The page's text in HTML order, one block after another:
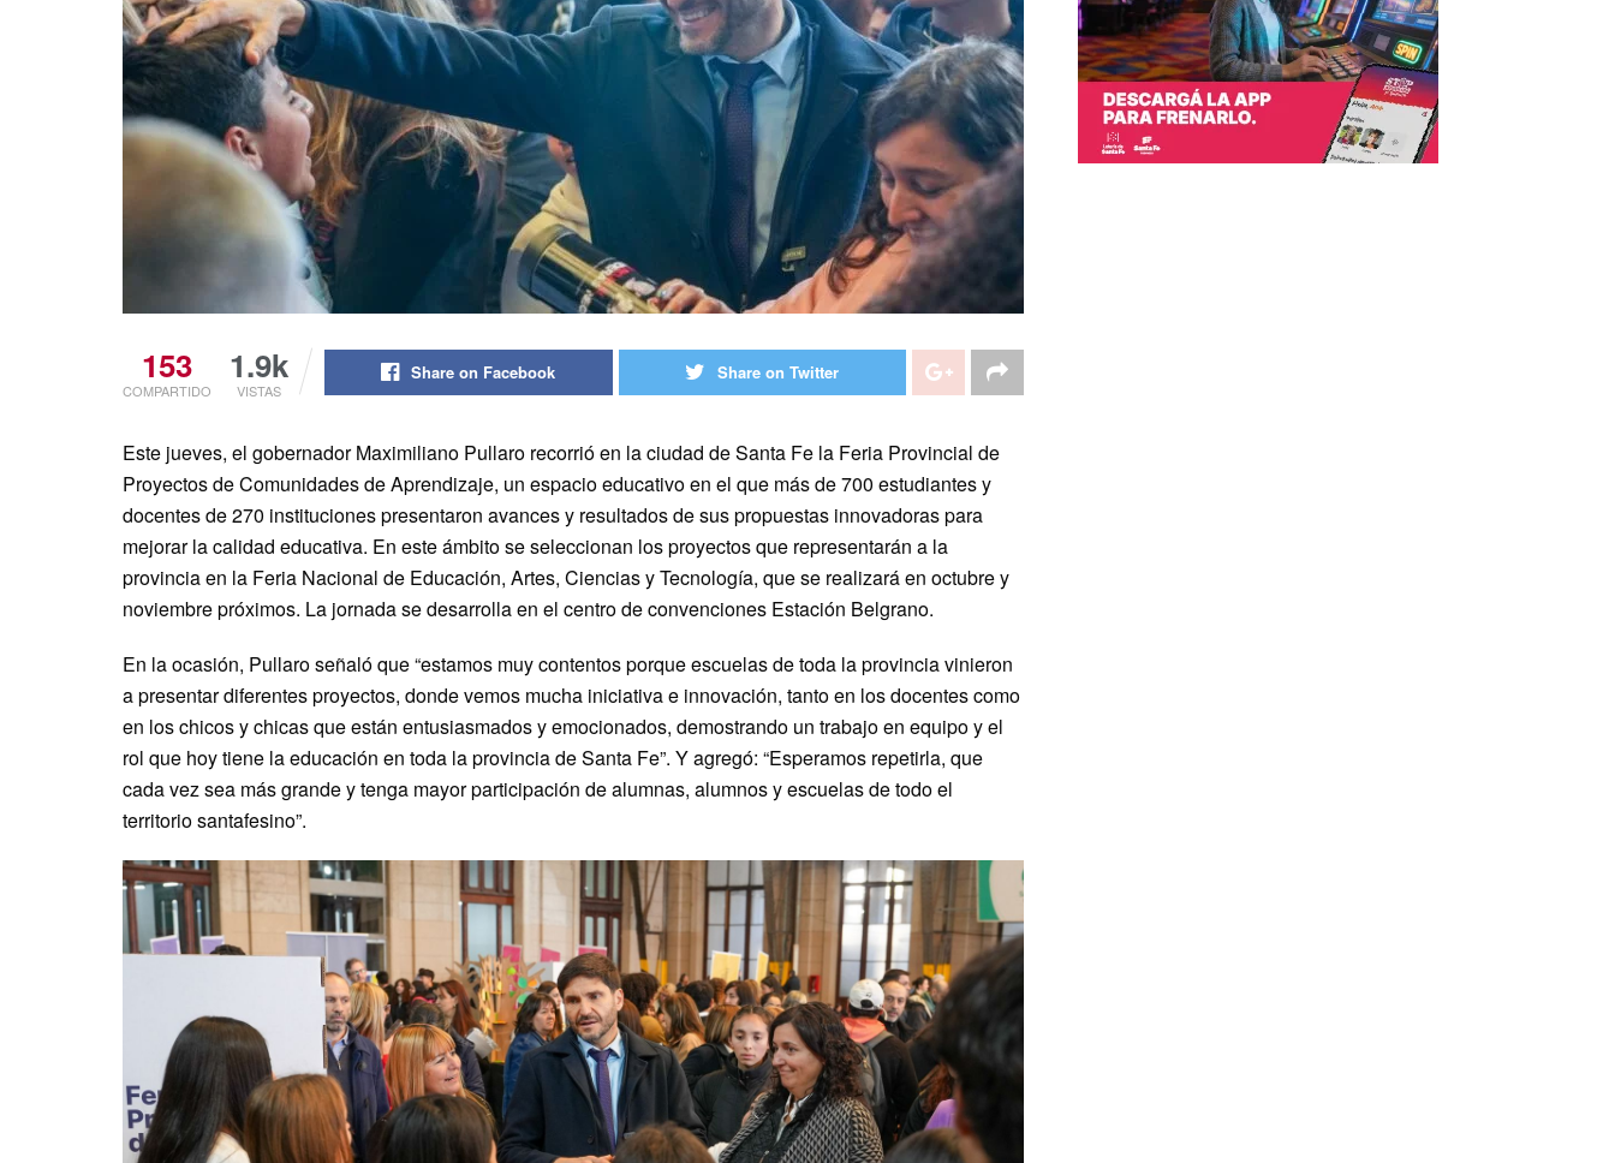
153
COMPARTIDO
1.9k
VISTAS
Share on Facebook Share on Twitter
Este jueves, el gobernador Maximiliano Pullaro recorrió en la ciudad de Santa Fe la Feria Provincial de
Proyectos de Comunidades de Aprendizaje, un espacio educativo en el que más de 700 estudiantes y
docentes de 270 instituciones presentaron avances y resultados de sus propuestas innovadoras para
mejorar la calidad educativa. En este ámbito se seleccionan los proyectos que representarán a la
provincia en la Feria Nacional de Educación, Artes, Ciencias y Tecnología, que se realizará en octubre y
noviembre próximos. La jornada se desarrolla en el centro de convenciones Estación Belgrano.
En la ocasión, Pullaro señaló que “estamos muy contentos porque escuelas de toda la provincia vinieron
a presentar diferentes proyectos, donde vemos mucha iniciativa e innovación, tanto en los docentes como
en los chicos y chicas que están entusiasmados y emocionados, demostrando un trabajo en equipo y el
rol que hoy tiene la educación en toda la provincia de Santa Fe”. Y agregó: “Esperamos repetirla, que
cada vez sea más grande y tenga mayor participación de alumnas, alumnos y escuelas de todo el
territorio santafesino”.